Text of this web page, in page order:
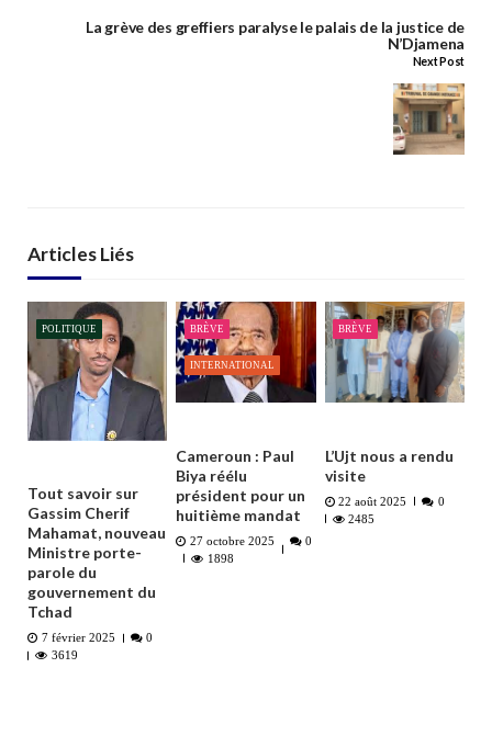
La grève des greffiers paralyse le palais de la justice de
N’Djamena
Next Post
Articles Liés
POLITIQUE
Tout savoir sur
Gassim Cherif
Mahamat, nouveau
Ministre porte-
parole du
gouvernement du
Tchad
7 février 2025
0
3619
BRÈVE
INTERNATIONAL
Cameroun : Paul
Biya réélu
président pour un
huitième mandat
27 octobre 2025
0
1898
BRÈVE
L’Ujt nous a rendu
visite
22 août 2025
0
2485